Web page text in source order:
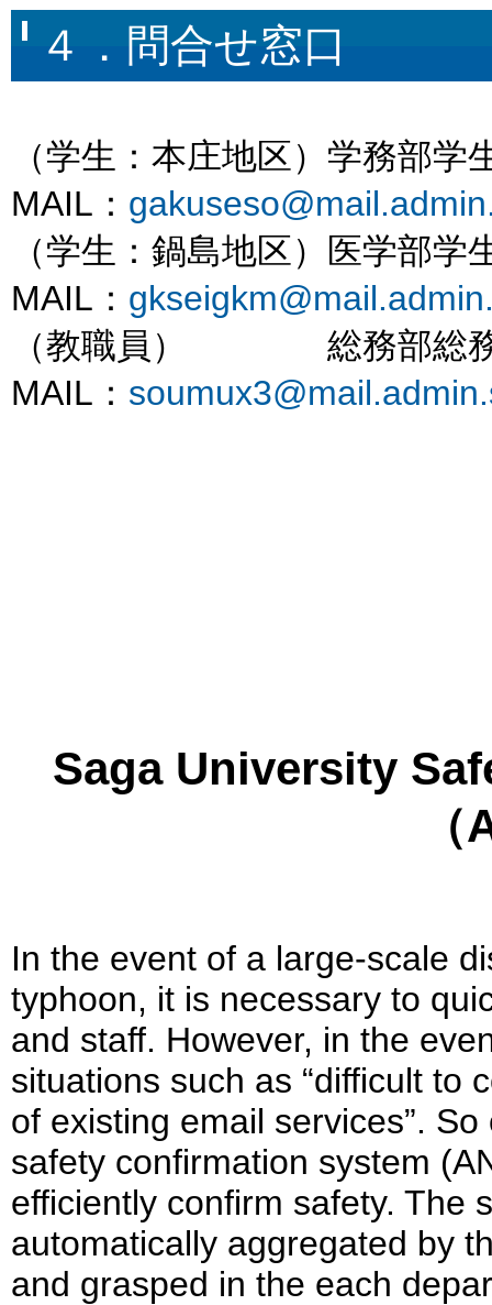
４．問合せ窓口
（学生：本庄地区）学務部
MAIL：
（学生：鍋島地区）医学
MAIL：
（教職員） 総務部総
MAIL：
Saga University
In the event of a large-scale
typhoon, it is necessary to
and staff. However, in the
situations such as “difficult to
of existing email services”.
safety confirmation system
efficiently confirm safety. The
automatically aggregated by
and grasped in the each